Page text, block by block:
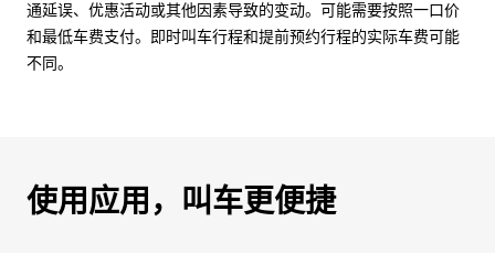
通延误、优惠活动或其他因素导致的变动。可能需要按照一口价
和最低车费支付。即时叫车行程和提前预约行程的实际车费可能
不同。
使用应用，叫车更便捷